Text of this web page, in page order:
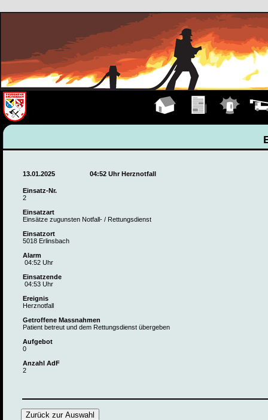
13.01.2025 04:52 Uhr Herznotfall
Einsatz-Nr.
2
Einsatzart
Einsätze zugunsten Notfall- / Rettungsdienst
Einsatzort
5018 Erlinsbach
Alarm
04:52 Uhr
Einsatzende
04:53 Uhr
Ereignis
Herznotfall
Getroffene Massnahmen
Patient betreut und dem Rettungsdienst übergeben
Aufgebot
0
Anzahl AdF
2
Zurück zur Auswahl